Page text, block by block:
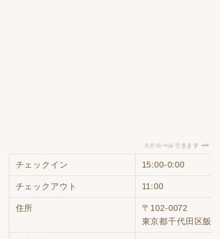
スクロールできます
チェックイン 15:00-0:00
チェックアウト 11:00
住所
〒102-0072
東京都千代田区飯